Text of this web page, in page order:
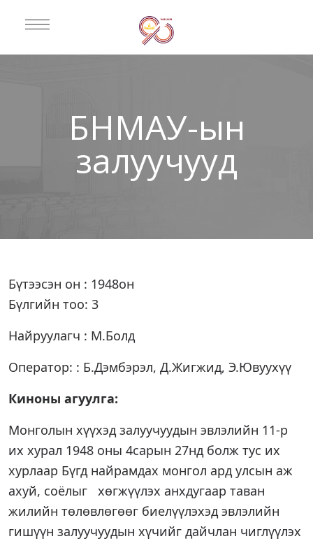
БНМАУ-ын
залуучууд
Бүтээсэн он : 1948он
Бүлгийн тоо: 3
Найруулагч : М.Болд
Оператор: : Б.Дэмбэрэл, Д.Жигжид, Э.Ювуухүү
Киноны агуулга:
Монголын хүүхэд залуучуудын эвлэлийн 11-р
их хурал 1948 оны 4сарын 27нд болж тус их
хурлаар Бүгд найрамдах монгол ард улсын аж
ахуй, соёлыг хөгжүүлэх анхдугаар таван
жилийн төлөвлөгөөг биелүүлэхэд эвлэлийн
гишүүн залуучуудын хүчийг дайчлан чиглүүлэх